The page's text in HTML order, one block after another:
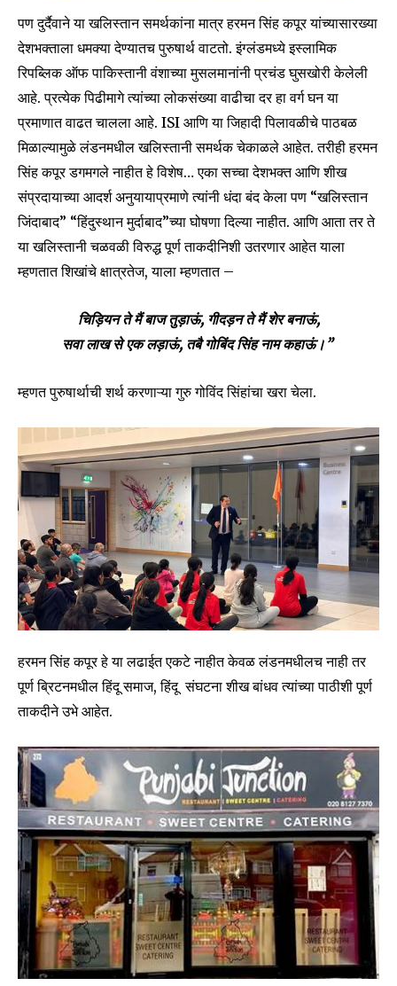
पण दुर्दैवाने या खलिस्तान समर्थकांना मात्र हरमन सिंह कपूर यांच्यासारख्या
देशभक्ताला धमक्या देण्यातच पुरुषार्थ वाटतो. इंग्लंडमध्ये इस्लामिक
रिपब्लिक ऑफ पाकिस्तानी वंशाच्या मुसलमानांनी प्रचंड घुसखोरी केलेली
आहे. प्रत्येक पिढीमागे त्यांच्या लोकसंख्या वाढीचा दर हा वर्ग घन या
प्रमाणात वाढत चालला आहे. ISI आणि या जिहादी पिलावळीचे पाठबळ
मिळाल्यामुळे लंडनमधील खलिस्तानी समर्थक चेकाळले आहेत. तरीही हरमन
सिंह कपूर डगमगले नाहीत हे विशेष… एका सच्चा देशभक्त आणि शीख
संप्रदायाच्या आदर्श अनुयायाप्रमाणे त्यांनी धंदा बंद केला पण “खलिस्तान
जिंदाबाद” “हिंदुस्थान मुर्दाबाद”च्या घोषणा दिल्या नाहीत. आणि आता तर ते
या खलिस्तानी चळवळी विरुद्ध पूर्ण ताकदीनिशी उतरणार आहेत याला
म्हणतात शिखांचे क्षात्रतेज, याला म्हणतात –
चिड़ियन ते मैं बाज तुड़ाऊं, गीदड़न ते मैं शेर बनाऊं,
सवा लाख से एक लड़ाऊं, तबै गोबिंद सिंह नाम कहाऊं।”
म्हणत पुरुषार्थाची शर्थ करणाऱ्या गुरु गोविंद सिंहांचा खरा चेला.
हरमन सिंह कपूर हे या लढाईत एकटे नाहीत केवळ लंडनमधीलच नाही तर
पूर्ण ब्रिटनमधील हिंदू समाज, हिंदू संघटना शीख बांधव त्यांच्या पाठीशी पूर्ण
ताकदीने उभे आहेत.